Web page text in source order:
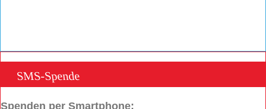
SMS-Spende
Spenden per Smartphone: